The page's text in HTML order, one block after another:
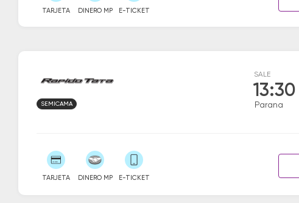
TARJETA DINERO MP E-TICKET
SALE
13:30
Parana
SEMICAMA
TARJETA DINERO MP E-TICKET